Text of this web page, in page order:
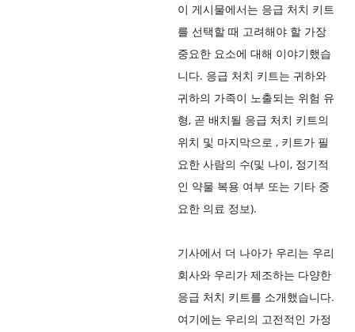
이 게시물에서는 응급 처치 키트
를 선택할 때 고려해야 할 가장
중요한 요소에 대해 이야기했습
니다. 응급 처치 키트는 귀하와
귀하의 가족이 노출되는 위험 유
형, 곧 배치될 응급 처치 키트의
위치 및 마지막으로 , 키트가 필
요한 사람의 수(및 나이, 정기적
인 약물 복용 여부 또는 기타 중
요한 의료 정보).
기사에서 더 나아가 우리는 우리
회사와 우리가 제조하는 다양한
응급 처치 키트를 소개했습니다.
여기에는 우리의 고전적인 가정